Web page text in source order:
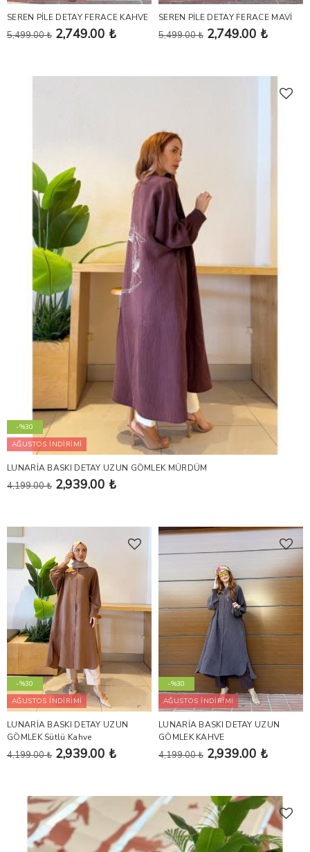
SEREN PİLE DETAY FERACE KAHVE
5,499.00 ₺ 2,749.00 ₺
SEREN PİLE DETAY FERACE MAVİ
5,499.00 ₺ 2,749.00 ₺
-%30
AĞUSTOS İNDİRİMİ
LUNARİA BASKI DETAY UZUN GÖMLEK MÜRDÜM
4,199.00 ₺ 2,939.00 ₺
-%30
AĞUSTOS İNDİRİMİ
LUNARİA BASKI DETAY UZUN
GÖMLEK Sütlü Kahve
4,199.00 ₺ 2,939.00 ₺
-%30
AĞUSTOS İNDİRİMİ
LUNARİA BASKI DETAY UZUN
GÖMLEK KAHVE
4,199.00 ₺ 2,939.00 ₺